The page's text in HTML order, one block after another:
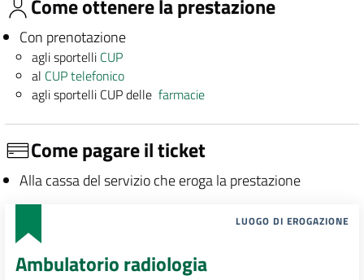
Come ottenere la prestazione
Con prenotazione
agli sportelli CUP
al CUP telefonico
agli sportelli CUP dellefarmacie
Come pagare il ticket
Alla cassa del servizio che eroga la prestazione
LUOGO DI EROGAZIONE
Ambulatorio radiologia